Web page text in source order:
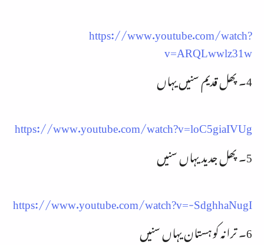
https://www.youtube.com/watch?
v=ARQLwwlz31w
4۔ پھل قدیم سنیں یہاں
https://www.youtube.com/watch?v=loC5giaIVUg
5۔ پھل جدید یہاں سنیں
https://www.youtube.com/watch?v=-SdghhaNugI
6۔ ترانہ کوہستان یہاں سنیں